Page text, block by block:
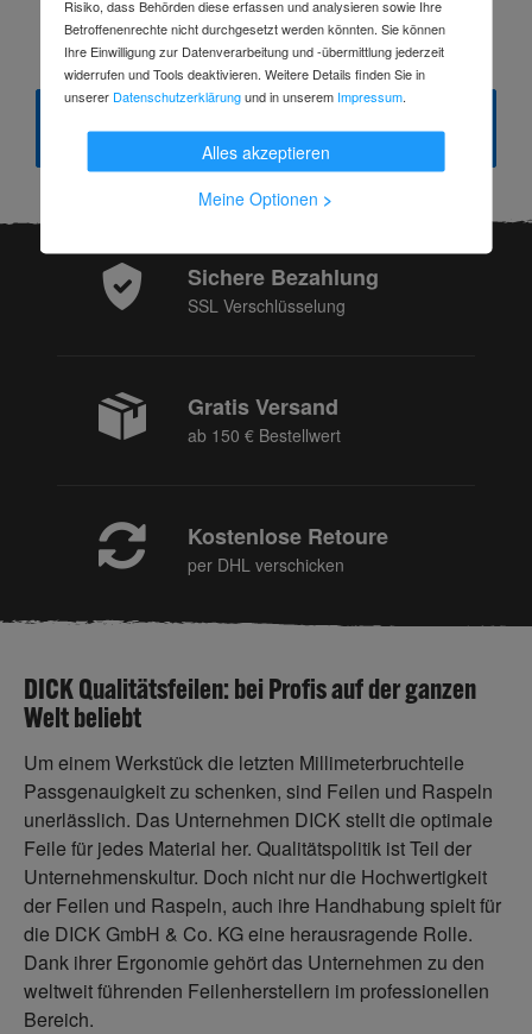
Alle Produkte
Sichere Bezahlung
SSL Verschlüsselung
Gratis Versand
ab 150 € Bestellwert
Kostenlose Retoure
per DHL verschicken
DICK Qualitätsfeilen: bei Profis auf der ganzen
Welt beliebt
Um einem Werkstück die letzten Millimeterbruchteile
Passgenauigkeit zu schenken, sind Feilen und Raspeln
unerlässlich. Das Unternehmen DICK stellt die optimale
Feile für jedes Material her. Qualitätspolitik ist Teil der
Unternehmenskultur. Doch nicht nur die Hochwertigkeit
der Feilen und Raspeln, auch ihre Handhabung spielt für
die DICK GmbH & Co. KG eine herausragende Rolle.
Dank ihrer Ergonomie gehört das Unternehmen zu den
weltweit führenden Feilenherstellern im professionellen
Bereich.
Risiko, dass Behörden diese erfassen und analysieren sowie Ihre
Betroffenenrechte nicht durchgesetzt werden könnten. Sie können
Ihre Einwilligung zur Datenverarbeitung und -übermittlung jederzeit
widerrufen und Tools deaktivieren. Weitere Details finden Sie in
unserer Datenschutzerklärungund in unserem Impressum.
Alles akzeptieren
Meine Optionen >